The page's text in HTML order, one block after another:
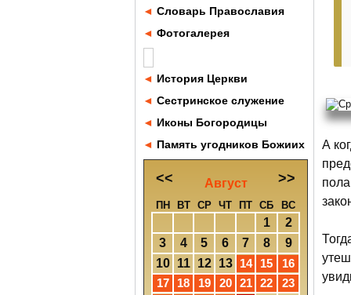
◄ Словарь Православия
◄ Фотогалерея
◄ История Церкви
◄ Сестринское служение
◄ Иконы Богородицы
◄ Память угодников Божиих
<< >>
Август
ПН ВТ СР ЧТ ПТ СБ ВС
1
2
3
4 5 6 7 8
9
10
11 12 13 14 15
16
17
18 19 20 21 22
23
А